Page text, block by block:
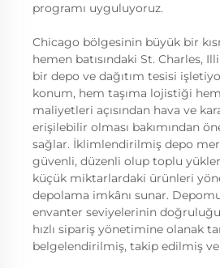
programı uyguluyoruz.
Chicago bölgesinin büyük bir
hemen batısındaki St. Charles,
bir depo ve dağıtım tesisi
konum, hem taşıma lojistiği
maliyetleri açısından hava ve
erişilebilir olması bakımından
sağlar. İklimlendirilmiş depo
güvenli, düzenli olup toplu
küçük miktarlardaki ürünleri
depolama imkânı sunar.
envanter seviyelerinin
hızlı sipariş yönetimine olanak
belgelendirilmiş, takip edilmiş ve